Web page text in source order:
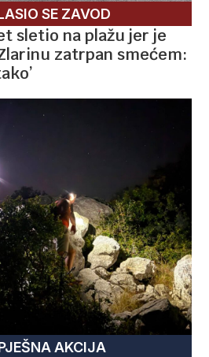
SE ZAVOD
sletio na plažu jer je
zatrpan smećem:
AKCIJA